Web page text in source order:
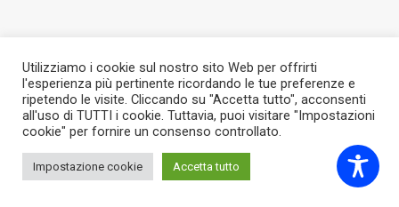
Utilizziamo i cookie sul nostro sito Web per offrirti
l'esperienza più pertinente ricordando le tue preferenze e
ripetendo le visite. Cliccando su "Accetta tutto", acconsenti
all'uso di TUTTI i cookie. Tuttavia, puoi visitare "Impostazioni
cookie" per fornire un consenso controllato.
Impostazione cookie Accetta tutto